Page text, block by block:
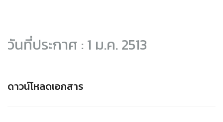
วันที่ประกาศ : 1 ม.ค. 2513
ดาวน์โหลดเอกสาร